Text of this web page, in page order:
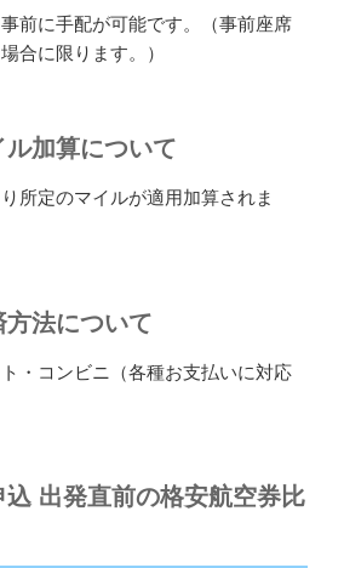
前に手配が可能です。（事前座席
合に限ります。）
加算について
所定のマイルが適用加算されま
法について
・コンビニ（各種お支払いに対応
込 出発直前の格安航空券比